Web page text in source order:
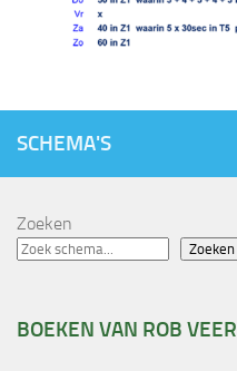
SCHEMA'S
Zoeken
Zoeken
BOEKEN VAN ROB VEER